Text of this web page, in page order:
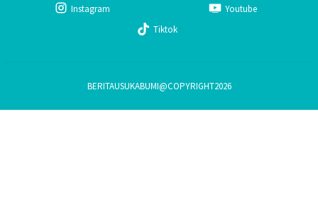
Instagram
Youtube
Tiktok
BERITAUSUKABUMI@COPYRIGHT2026